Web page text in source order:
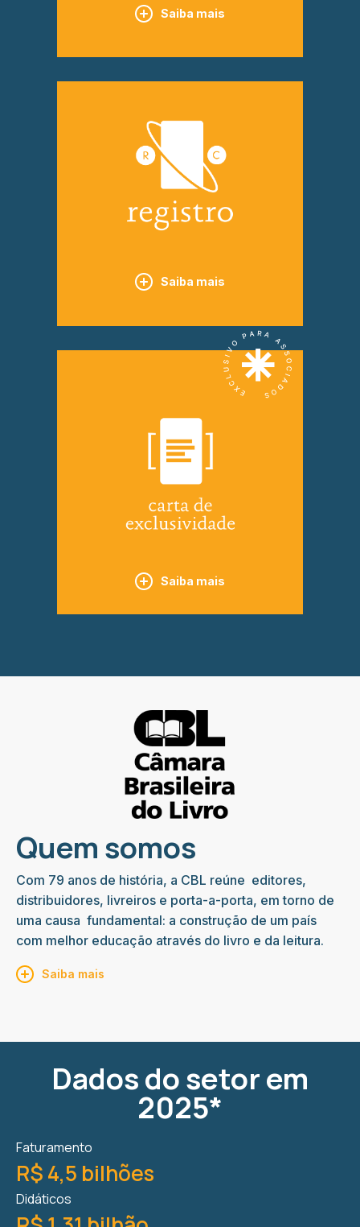
Saiba mais
Saiba mais
Saiba mais
Quem somos
Com 79 anos de história, a CBL reúne editores,
distribuidores, livreiros e porta-a-porta, em torno de
uma causa fundamental: a construção de um país
com melhor educação através do livro e da leitura.
Saiba mais
Dados do setor em
2025*
Faturamento
R$ 4,5 bilhões
Didáticos